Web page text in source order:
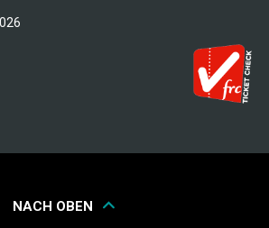
NACH OBEN